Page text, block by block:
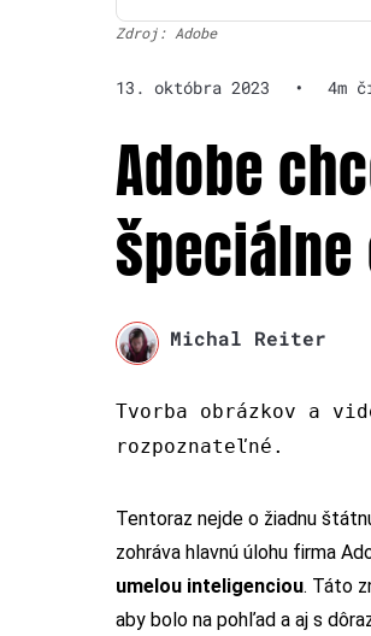
Zdroj: Adobe
13. októbra 2023 • 4m
Adobe
Michal Reiter
Tvorba obrázkov a
rozpoznateľné.
Tentoraz nejde o žiadnu
zohráva hlavnú úlohu firma
umelou inteligenciou. Táto
aby bolo na pohľad a aj s